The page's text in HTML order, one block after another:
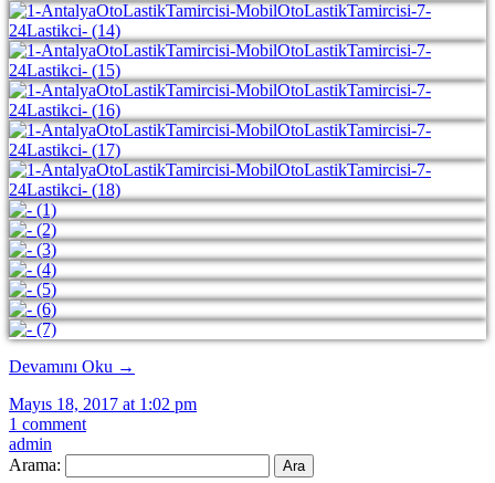
Devamını Oku →
Mayıs 18, 2017 at 1:02 pm
1 comment
admin
Arama: